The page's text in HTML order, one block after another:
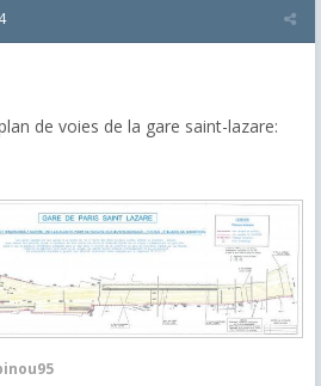
de voies de la gare saint-lazare: